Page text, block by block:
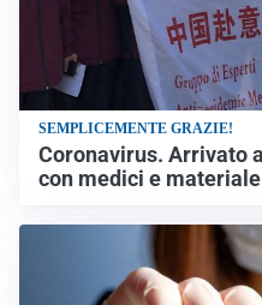
SEMPLICEMENTE GRAZIE!
Coronavirus. Arrivato
con medici e materiale